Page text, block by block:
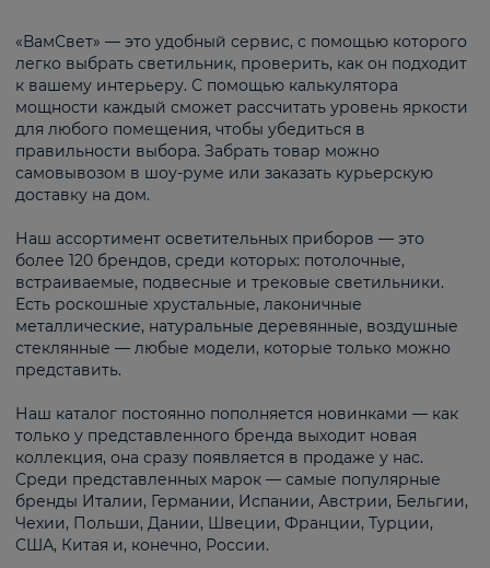
«ВамСвет» — это удобный сервис, с помощью которого
легко выбрать светильник, проверить, как он подходит
к вашему интерьеру. С помощью калькулятора
мощности каждый сможет рассчитать уровень яркости
для любого помещения, чтобы убедиться в
правильности выбора. Забрать товар можно
самовывозом в шоу-руме или заказать курьерскую
доставку на дом.
Наш ассортимент осветительных приборов — это
более 120 брендов, среди которых: потолочные,
встраиваемые, подвесные и трековые светильники.
Есть роскошные хрустальные, лаконичные
металлические, натуральные деревянные, воздушные
стеклянные — любые модели, которые только можно
представить.
Наш каталог постоянно пополняется новинками — как
только у представленного бренда выходит новая
коллекция, она сразу появляется в продаже у нас.
Среди представленных марок — самые популярные
бренды Италии, Германии, Испании, Австрии, Бельгии,
Чехии, Польши, Дании, Швеции, Франции, Турции,
США, Китая и, конечно, России.